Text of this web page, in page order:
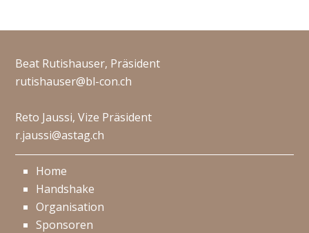
Beat Rutishauser, Präsident
rutishauser@bl-con.ch
Reto Jaussi, Vize Präsident
r.jaussi@astag.ch
Home
Handshake
Organisation
Sponsoren